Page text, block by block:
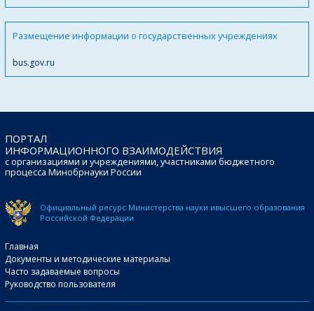
Размещение информации о государственных учреждениях
bus.gov.ru
ПОРТАЛ
ИНФОРМАЦИОННОГО ВЗАИМОДЕЙСТВИЯ
с организациями и учреждениями, участниками бюджетного
процесса Минобрнауки России
Официальный ресурс Министерства науки ивысшего образования
Российской Федерации
Главная
Документы и методические материалы
Часто задаваемые вопросы
Руководство пользователя